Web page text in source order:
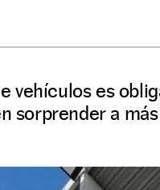
vehículos es
sorprender a